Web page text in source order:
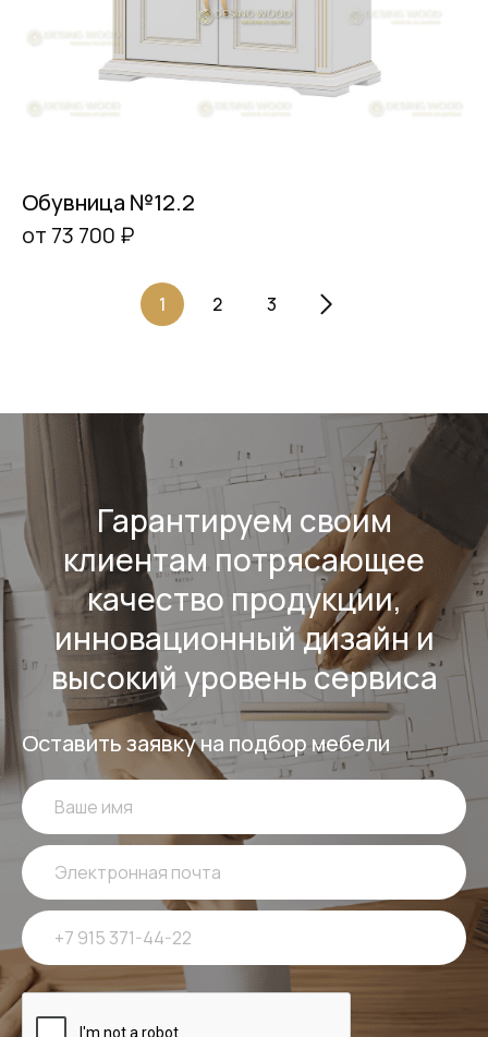
Обувница №12.2
от 73 700 ₽
1 2 3
Гарантируем своим
клиентам потрясающее
качество продукции,
инновационный дизайн и
высокий уровень сервиса
Оставить заявку на подбор мебели